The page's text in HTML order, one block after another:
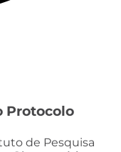
Protocolo
de Pesquisa